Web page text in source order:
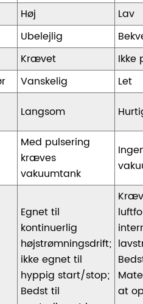
Høj
Lav
Ubelejlig
Krævet
Ikke
Vanskelig
Let
Langsom
Med pulsering
kræves
vakuumtank
Egnet til
kontinuerlig
højstrømningsdrift;
ikke egnet til
hyppig start/stop;
Bedst til
at